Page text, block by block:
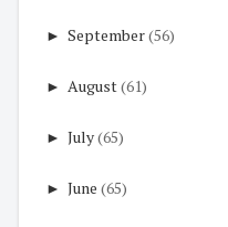
► September(56)
► August(61)
► July(65)
► June (65)